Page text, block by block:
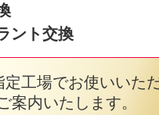
ント交換
定工場でお使いいた
案内いたします。